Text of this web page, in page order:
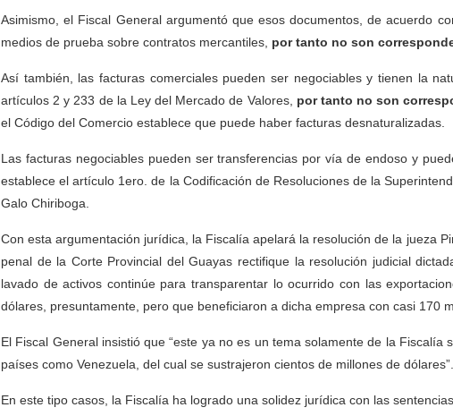
Asimismo, el Fiscal General argumentó que esos documentos, de acuerdo
medios de prueba sobre contratos mercantiles, por tanto no son
Así también, las facturas comerciales pueden ser negociables y tienen la
artículos 2 y 233 de la Ley del Mercado de Valores, por tanto no son
el Código del Comercio establece que puede haber facturas desnaturalizadas.
Las facturas negociables pueden ser transferencias por vía de endoso y
establece el artículo 1ero. de la Codificación de Resoluciones de la
Galo Chiriboga.
Con esta argumentación jurídica, la Fiscalía apelará la resolución de la jueza
penal de la Corte Provincial del Guayas rectifique la resolución judicial
lavado de activos continúe para transparentar lo ocurrido con las
dólares, presuntamente, pero que beneficiaron a dicha empresa con casi 170
El Fiscal General insistió que “este ya no es un tema solamente de la Fiscalía
países como Venezuela, del cual se sustrajeron cientos de millones de dólares”.
En este tipo casos, la Fiscalía ha logrado una solidez jurídica con las